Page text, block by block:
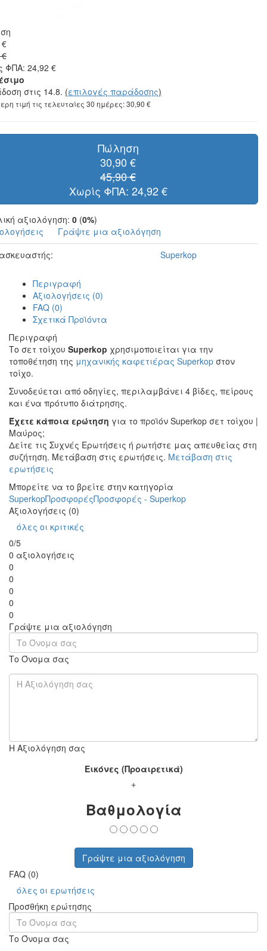
ΦΠΑ: 24,92 €
στις 14.8. (επιλογές παράδοσης)
τιμή τις τελευταίες 30 ημέρες: 30,90 €
Πώληση
30,90 €
45,90 €
Χωρίς ΦΠΑ: 24,92 €
αξιολόγηση: 0 (0%)
Γράψτε μια αξιολόγηση
Superkop
Περιγραφή
Αξιολογήσεις (0)
FAQ (0)
Σχετικά Προϊόντα
Περιγραφή
Το σετ τοίχου Superkop χρησιμοποιείται για την
τοποθέτηση της μηχανικής καφετιέρας Superkop στον
τοίχο.
Συνοδεύεται από οδηγίες, περιλαμβάνει 4 βίδες, πείρους
και ένα πρότυπο διάτρησης.
Έχετε κάποια ερώτηση για το προϊόν Superkop σετ τοίχου |
Μαύρος;
Δείτε τις Συχνές Ερωτήσεις ή ρωτήστε μας απευθείας στη
συζήτηση. Μετάβαση στις ερωτήσεις. Μετάβαση στις
ερωτήσεις
Μπορείτε να το βρείτε στην κατηγορία
SuperkopΠροσφορέςΠροσφορές - Superkop
Αξιολογήσεις (0)
όλες οι κριτικές
0/5
0 αξιολογήσεις
0
0
0
0
0
Γράψτε μια αξιολόγηση
Το Όνομα σας
Η Αξιολόγηση σας
Εικόνες (Προαιρετικά)
+
Βαθμολογία
Γράψτε μια αξιολόγηση
FAQ (0)
όλες οι ερωτήσεις
Προσθήκη ερώτησης
Το Όνομα σας